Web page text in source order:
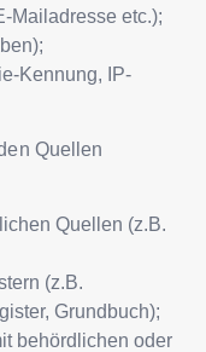
Mailadresse etc.);
Kennung, IP-
Quellen
Quellen (z.B.
(z.B.
Grundbuch);
behördlichen oder